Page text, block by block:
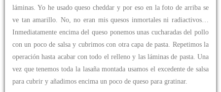
láminas. Yo he usado queso cheddar y por eso en la foto de arriba se
ve tan amarillo. No, no eran mis quesos inmortales ni radiactivos…
Inmediatamente encima del queso ponemos unas cucharadas del pollo
con un poco de salsa y cubrimos con otra capa de pasta. Repetimos la
operación hasta acabar con todo el relleno y las láminas de pasta. Una
vez que tenemos toda la lasaña montada usamos el excedente de salsa
para cubrir y añadimos encima un poco de queso para gratinar.